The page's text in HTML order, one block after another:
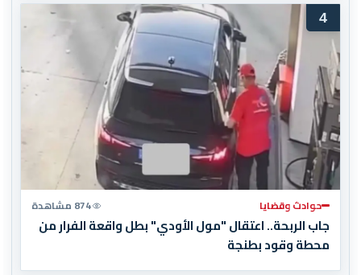
4
حوادث وقضايا 874 مشاهدة
جاب الربحة.. اعتقال "مول الأودي" بطل واقعة الفرار من
محطة وقود بطنجة